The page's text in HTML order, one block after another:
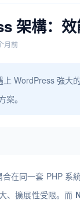
架構：
月前
WordPress 強大
。
在同一套 PHP 系
、擴展性受限。而